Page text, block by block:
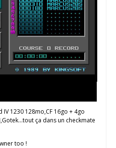
1230 128mo,CF 16go + 4go
ça dans un checkmate
too !